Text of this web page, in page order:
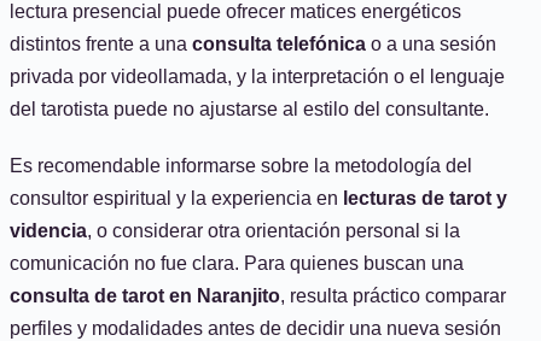
lectura presencial puede ofrecer matices energéticos
distintos frente a una consulta telefónica o a una sesión
privada por videollamada, y la interpretación o el lenguaje
del tarotista puede no ajustarse al estilo del consultante.
Es recomendable informarse sobre la metodología del
consultor espiritual y la experiencia en lecturas de tarot y
videncia, o considerar otra orientación personal si la
comunicación no fue clara. Para quienes buscan una
consulta de tarot en Naranjito, resulta práctico comparar
perfiles y modalidades antes de decidir una nueva sesión